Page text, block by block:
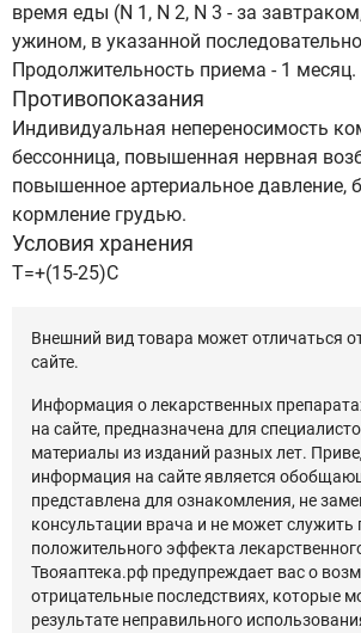
время еды (N 1, N 2, N 3 - за
ужином, в указанной
Продолжительность приема - 1 месяц.
Противопоказания
Индивидуальная непереносимость
бессонница, повышенная нервная
повышенное артериальное давление,
кормление грудью.
Условия хранения
T=+(15-25)C
Внешний вид товара может отличаться
сайте.
Информация о лекарственных
на сайте, предназначена для
материалы из изданий разных лет.
информация на сайте является
представлена для ознакомления, не
консультации врача и не может служить
положительного эффекта
Твояаптека.рф предупреждает вас о
отрицательные последствиях, которые
результате неправильного